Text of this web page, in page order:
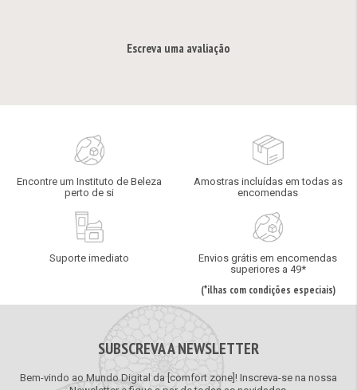
Escreva uma avaliação
Encontre um Instituto de Beleza
perto de si
Amostras incluídas em todas as
encomendas
Suporte imediato
Envios grátis em encomendas
superiores a 49*
(*ilhas com condições especiais)
SUBSCREVA A NEWSLETTER
Bem-vindo ao Mundo Digital da [comfort zone]! Inscreva-se na nossa